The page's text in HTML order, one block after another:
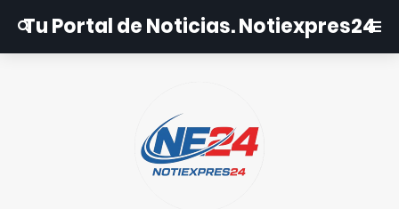
Tu Portal de Noticias. Notiexpres24